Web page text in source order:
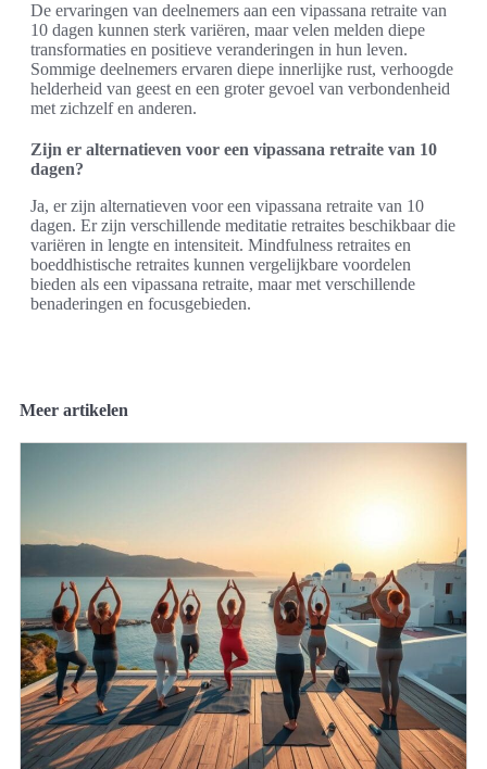
De ervaringen van deelnemers aan een vipassana retraite van
10 dagen kunnen sterk variëren, maar velen melden diepe
transformaties en positieve veranderingen in hun leven.
Sommige deelnemers ervaren diepe innerlijke rust, verhoogde
helderheid van geest en een groter gevoel van verbondenheid
met zichzelf en anderen.
Zijn er alternatieven voor een vipassana retraite van 10
dagen?
Ja, er zijn alternatieven voor een vipassana retraite van 10
dagen. Er zijn verschillende meditatie retraites beschikbaar die
variëren in lengte en intensiteit. Mindfulness retraites en
boeddhistische retraites kunnen vergelijkbare voordelen
bieden als een vipassana retraite, maar met verschillende
benaderingen en focusgebieden.
Meer artikelen